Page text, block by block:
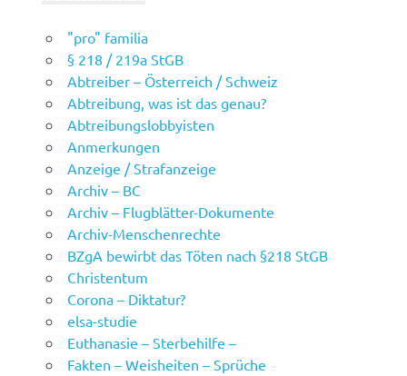
"pro" familia
§ 218 / 219a StGB
Abtreiber – Österreich / Schweiz
Abtreibung, was ist das genau?
Abtreibungslobbyisten
Anmerkungen
Anzeige / Strafanzeige
Archiv – BC
Archiv – Flugblätter-Dokumente
Archiv-Menschenrechte
BZgA bewirbt das Töten nach §218 StGB
Christentum
Corona – Diktatur?
elsa-studie
Euthanasie – Sterbehilfe –
Fakten – Weisheiten – Sprüche